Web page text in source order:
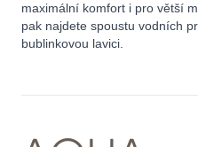
maximální komfort i pro větší
pak najdete spoustu vodních
bublinkovou lavici.